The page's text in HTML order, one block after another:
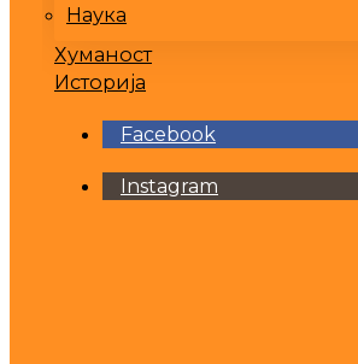
Наука
Хуманост
Историја
Facebook
Instagram